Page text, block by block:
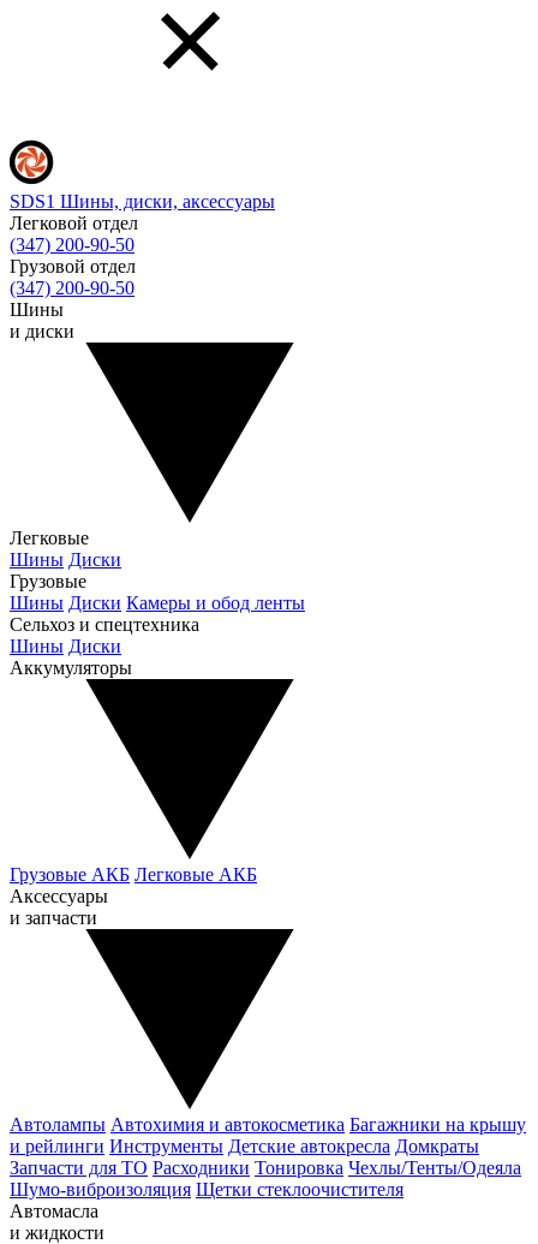
SDS1 Шины, диски, аксессуары
Легковой отдел
(347) 200-90-50
Грузовой отдел
(347) 200-90-50
Шины
и диски
Легковые
Шины Диски
Грузовые
Шины Диски Камеры и обод ленты
Сельхоз и спецтехника
Шины Диски
Аккумуляторы
Грузовые АКБ Легковые АКБ
Аксессуары
и запчасти
Автолампы Автохимия и автокосметика Багажники на крышу
и рейлинги Инструменты Детские автокресла Домкраты
Запчасти для ТО Расходники Тонировка Чехлы/Тенты/Одеяла
Шумо-виброизоляция Щетки стеклоочистителя
Автомасла
и жидкости